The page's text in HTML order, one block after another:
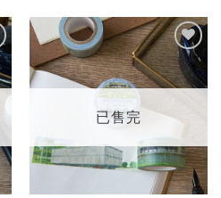
加入
「願
望輕
已售完